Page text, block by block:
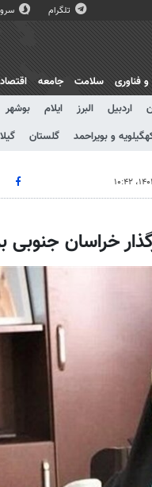
تلگرام
فناوری سلامت جامعه اقتصاد
اردبیل البرز ایلام بوشهر
و بویراحمد گلستان
خراسان جنوبی